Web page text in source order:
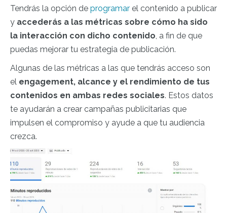
Tendrás la opción de programar el contenido a publicar
y accederás a las métricas sobre cómo ha sido
la interacción con dicho contenido, a fin de que
puedas mejorar tu estrategia de publicación.
Algunas de las métricas a las que tendrás acceso son
el engagement, alcance y el rendimiento de tus
contenidos en ambas redes sociales. Estos datos
te ayudarán a crear campañas publicitarias que
impulsen el compromiso y ayude a que tu audiencia
crezca.